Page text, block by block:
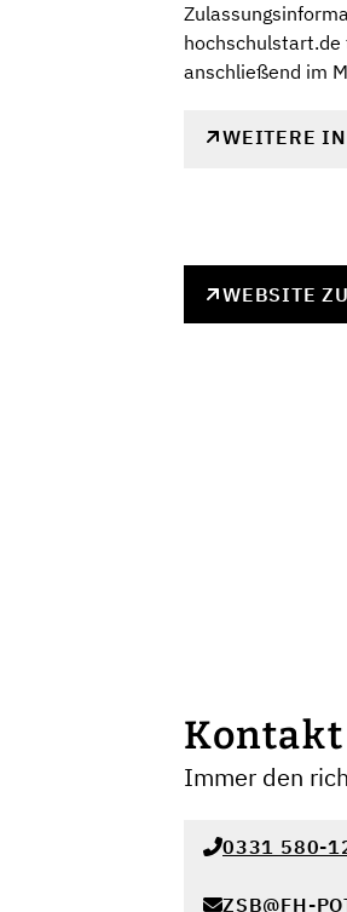
anschließend im
WEITERE
WEBSITE
Kontakt
Immer den
0331 580-
ZSB@FH-